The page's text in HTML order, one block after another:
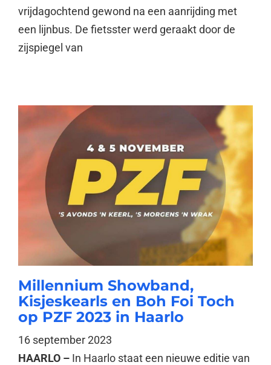
vrijdagochtend gewond na een aanrijding met
een lijnbus. De fietsster werd geraakt door de
zijspiegel van
Millennium Showband,
Kisjeskearls en Boh Foi Toch
op PZF 2023 in Haarlo
16 september 2023
HAARLO – In Haarlo staat een nieuwe editie van